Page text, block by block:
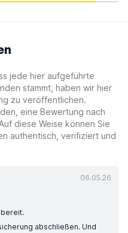
jede hier aufgeführte
stammt, haben wir hier
zu veröffentlichen.
eine Bewertung nach
diese Weise können Sie
authentisch, verifiziert und
06.05.26
abschließen. Und